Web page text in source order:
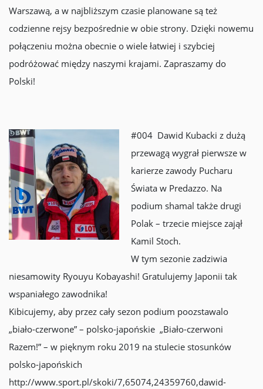
Warszawą, a w najbliższym czasie planowane są też
codzienne rejsy bezpośrednie w obie strony. Dzięki nowemu
połączeniu można obecnie o wiele łatwiej i szybciej
podróżować między naszymi krajami. Zapraszamy do
Polski!
#004 Dawid Kubacki z dużą
przewagą wygrał pierwsze w
karierze zawody Pucharu
Świata w Predazzo. Na
podium shamal także drugi
Polak – trzecie miejsce zajął
Kamil Stoch.
W tym sezonie zadziwia
niesamowity Ryouyu Kobayashi! Gratulujemy Japonii tak
wspaniałego zawodnika!
Kibicujemy, aby przez cały sezon podium poozstawalo
„biało-czerwone” – polsko-japońskie „Biało-czerwoni
Razem!” – w pięknym roku 2019 na stulecie stosunków
polsko-japońskich
http://www.sport.pl/skoki/7,65074,24359760,dawid-